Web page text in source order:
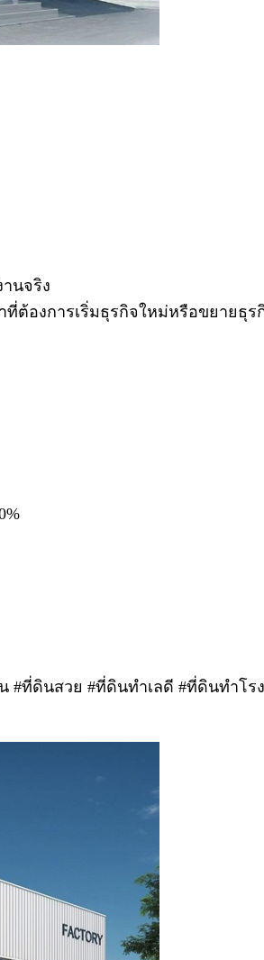
นจริง
ต้องการเริ่มธุรกิจใหม่หรือขยายธุร
#ที่ดินสวย #ที่ดินทำเลดี #ที่ดินทำโ